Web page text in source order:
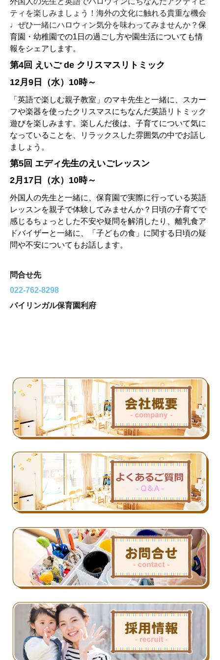
ティを楽しみましょう！海外の文化に触れる貴重な機会
♩ ぜひ一緒にハロウィ ン気分を味わってみませんか？ 保
育園・ 幼稚園での1日の過ごし方や園生活についても情
報をシェアします。
第4回 えいご de クリスマスリトミック
12月9日（水）10時～
「英語で楽しむ親子教室」のマキ先生と一緒に、スカー
フや楽器を使ったクリスマスにちなんだ英語リトミック
遊びを楽しみます。楽 しんだ後は、子育てについて気に
なっていることを、リラックスした雰囲気の中でお話し
ましょう。
第5回 エディ先生のえいごレッスン
2月17日（水）10時～
外国人の先生と一緒に、保育園で実際に行っている英語
レッスンを親子で体験してみませんか？ 日頃の子育てで
感じるちょっとした不安や疑問を解消したり、離乳食ア
ドバイザーと一緒に、「子どもの食」 に関する日頃の疑
問や不安についてもお話します。
問合せ先
022-762-8298
バイリンガル保育園利府